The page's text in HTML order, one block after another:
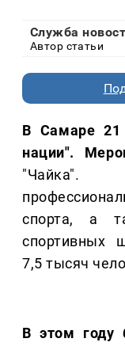
Служба
Автор статьи
В Самаре 21
нации".
"Чайка".
спорта, а
спортивных
7,5 тысяч
В этом году